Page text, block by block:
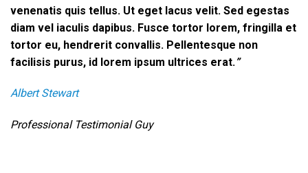
venenatis quis tellus. Ut eget lacus velit. Sed egestas
diam vel iaculis dapibus. Fusce tortor lorem, fringilla et
tortor eu, hendrerit convallis. Pellentesque non
facilisis purus, id lorem ipsum ultrices erat. ”
Albert Stewart
Professional Testimonial Guy